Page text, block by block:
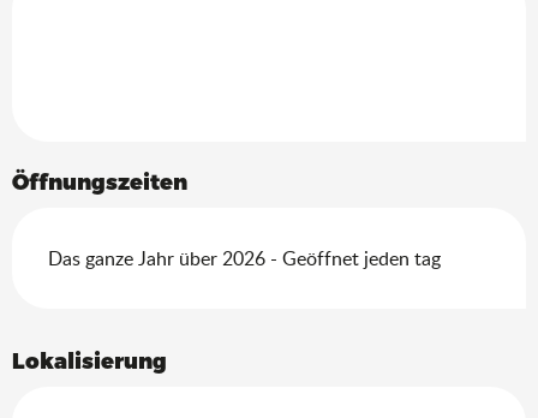
Öffnungszeiten
Das ganze Jahr über 2026 - Geöffnet jeden tag
Lokalisierung